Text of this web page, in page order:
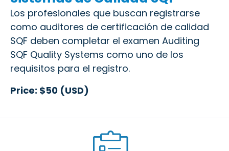
Los profesionales que buscan registrarse
como auditores de certificación de calidad
SQF deben completar el examen Auditing
SQF Quality Systems como uno de los
requisitos para el registro.
Price: $50 (USD)